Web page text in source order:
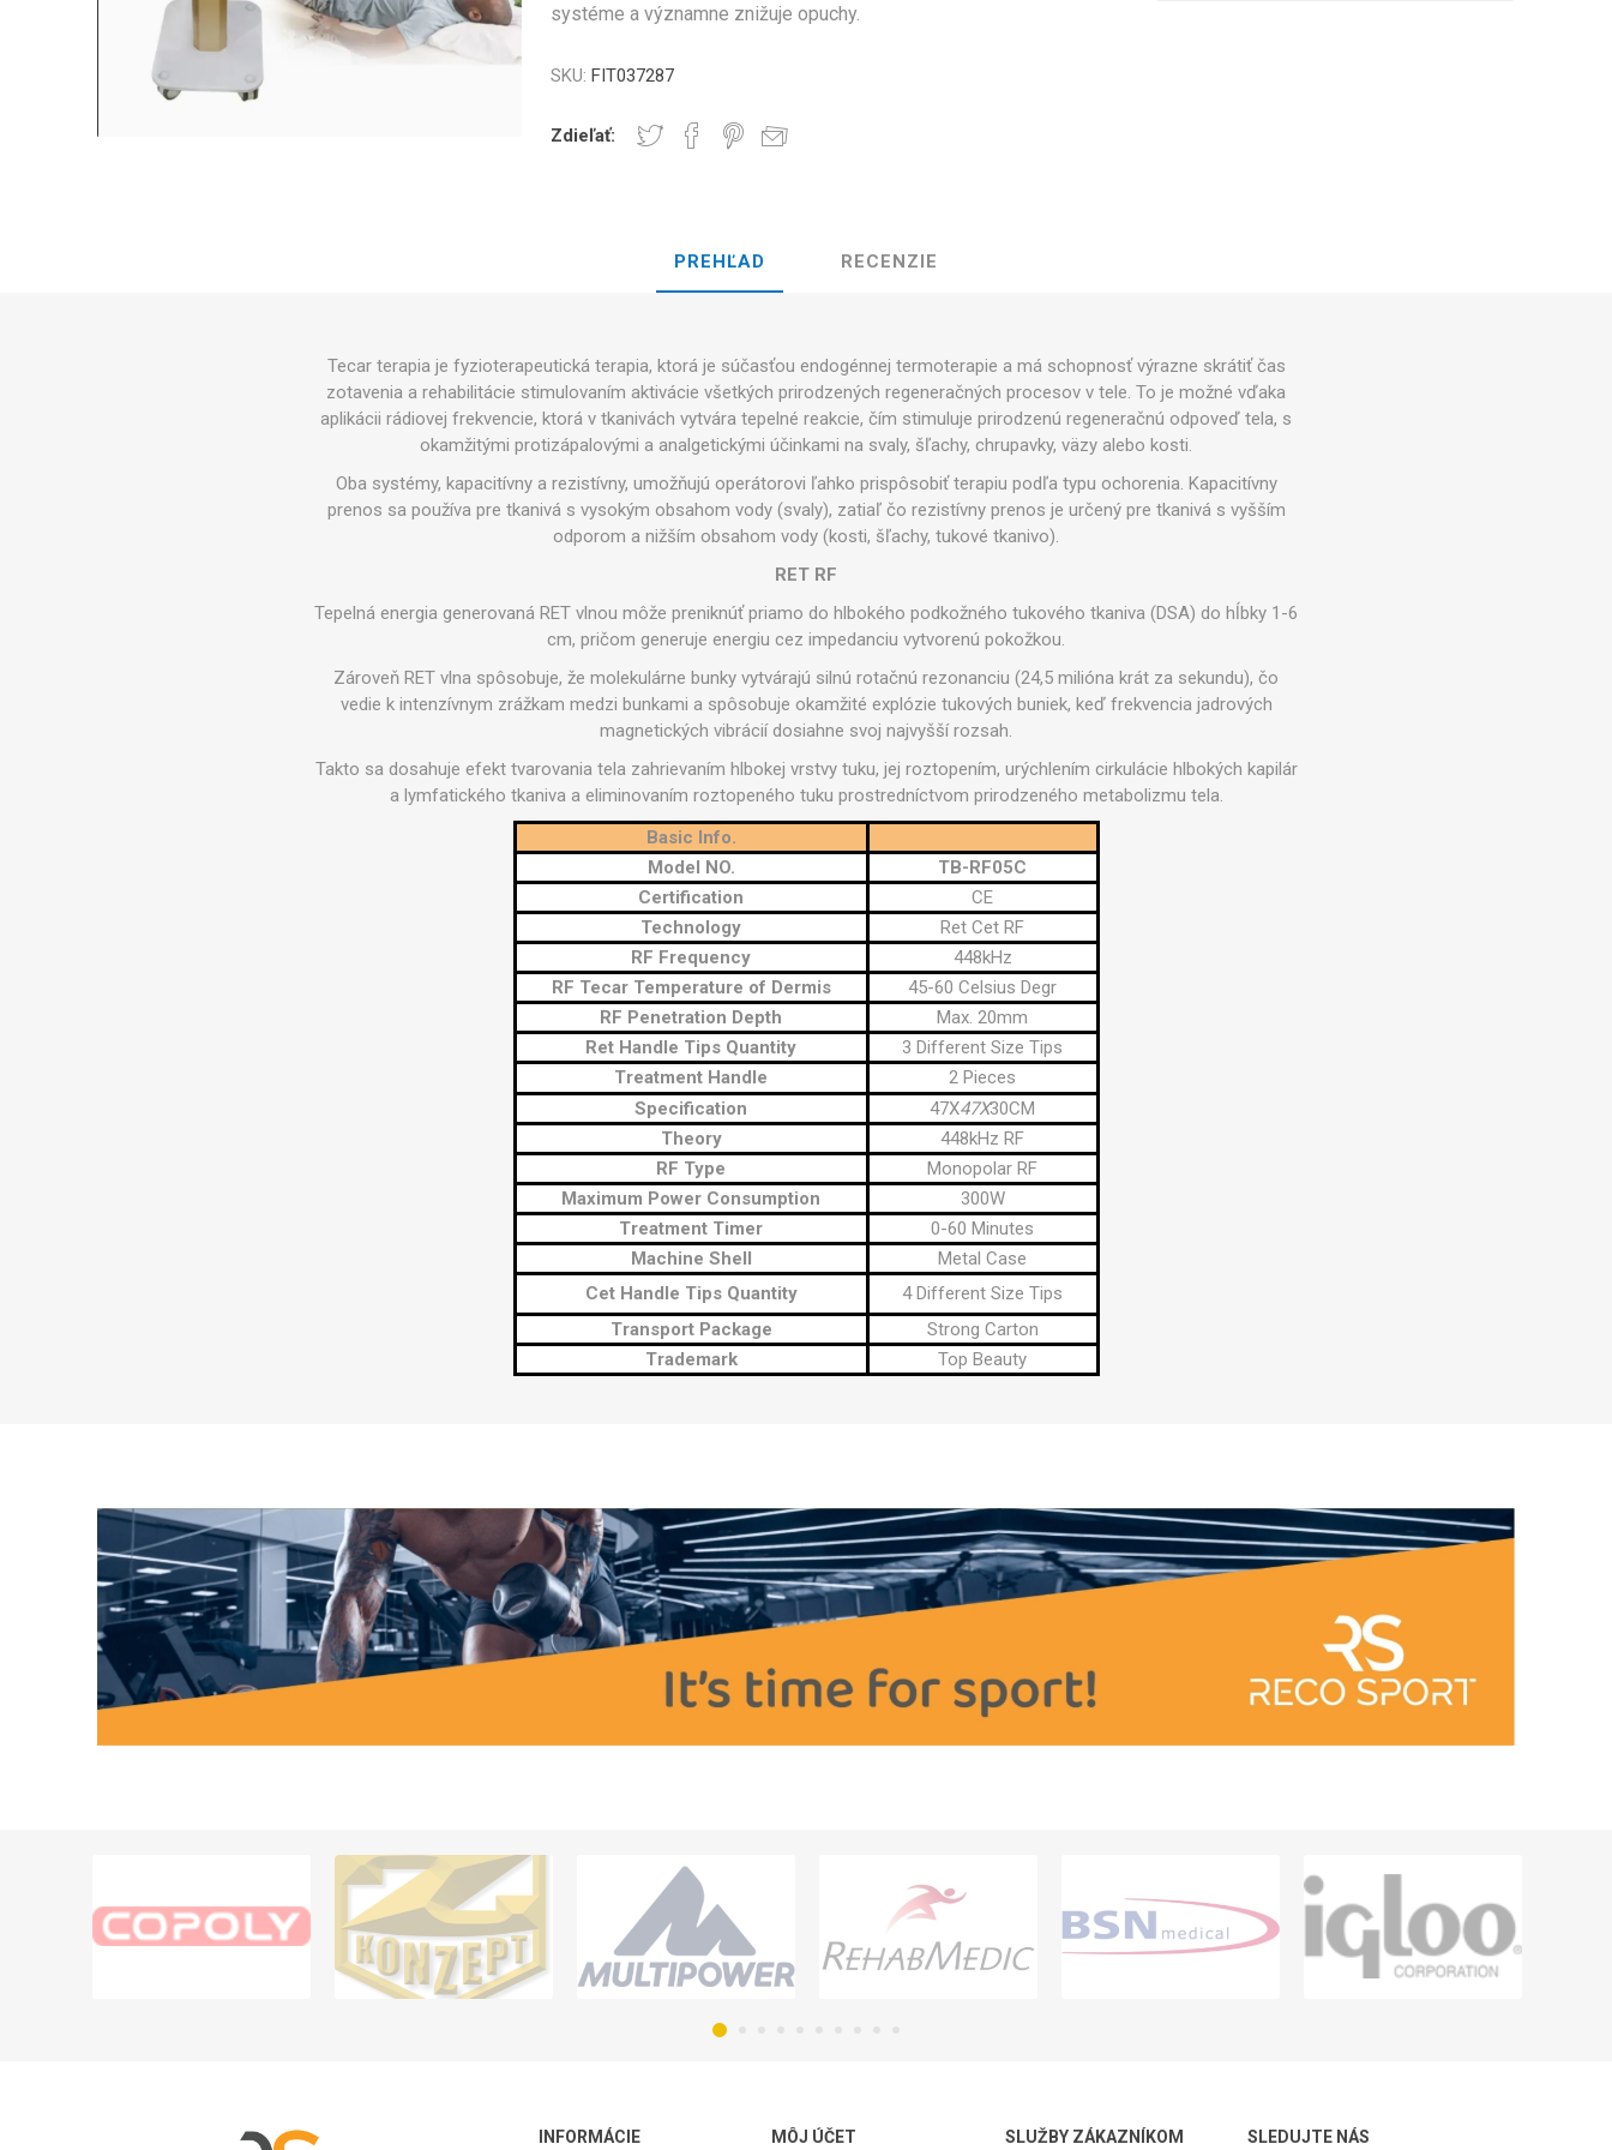
ZÁSADNÁ ÚLOHA VO VÝKONE
L-KARNITIN
MINI BANDS
Iné pásky
FITNESS A JOGA MÄČKY
VÁHY - ČINKY - KETTLEBELL -
CROSSFIT AND FITNESS
Príslušenstvo pre trénerov
Kóny
Koordinčné Rebríky
KINEZIOTERAPIU
Lekársky Kufor
BLAZEPOD
Športové Ztavenie
RECOSPORT
Cryopush
LASER
MAGNETOTERAPIA SAUNE INÉ ZARIADENIA
systéme a významne znižuje opuchy.
SKU: FIT037287
Zdieľať:
PREHĽAD RECENZIE
Tecar terapia je fyzioterapeutická terapia, ktorá je súčasťou endogénnej termoterapie a má schopnosť výrazne skrátiť čas
zotavenia a rehabilitácie stimulovaním aktivácie všetkých prirodzených regeneračných procesov v tele. To je možné vďaka
aplikácii rádiovej frekvencie, ktorá v tkanivách vytvára tepelné reakcie, čím stimuluje prirodzenú regeneračnú odpoveď tela, s
okamžitými protizápalovými a analgetickými účinkami na svaly, šľachy, chrupavky, väzy alebo kosti.
Oba systémy, kapacitívny a rezistívny, umožňujú operátorovi ľahko prispôsobiť terapiu podľa typu ochorenia. Kapacitívny
prenos sa používa pre tkanivá s vysokým obsahom vody (svaly), zatiaľ čo rezistívny prenos je určený pre tkanivá s vyšším
odporom a nižším obsahom vody (kosti, šľachy, tukové tkanivo).
RET RF
Tepelná energia generovaná RET vlnou môže preniknúť priamo do hlbokého podkožného tukového tkaniva (DSA) do hĺbky 1-6
cm, pričom generuje energiu cez impedanciu vytvorenú pokožkou.
Zároveň RET vlna spôsobuje, že molekulárne bunky vytvárajú silnú rotačnú rezonanciu (24,5 milióna krát za sekundu), čo
vedie k intenzívnym zrážkam medzi bunkami a spôsobuje okamžité explózie tukových buniek, keď frekvencia jadrových
magnetických vibrácií dosiahne svoj najvyšší rozsah.
Takto sa dosahuje efekt tvarovania tela zahrievaním hlbokej vrstvy tuku, jej roztopením, urýchlením cirkulácie hlbokých kapilár
a lymfatického tkaniva a eliminovaním roztopeného tuku prostredníctvom prirodzeného metabolizmu tela.
Basic Info.
Model NO.
TB-RF05C
Certification
CE
Technology
Ret Cet RF
RF Frequency
448kHz
RF Tecar Temperature of Dermis
45-60 Celsius Degr
RF Penetration Depth
Max. 20mm
Ret Handle Tips Quantity
3 Different Size Tips
Treatment Handle
2 Pieces
Specification
47X47X30CM
Theory
448kHz RF
RF Type
Monopolar RF
Maximum Power Consumption
300W
Treatment Timer
0-60 Minutes
Machine Shell
Metal Case
Cet Handle Tips Quantity
4 Different Size Tips
Transport Package
Strong Carton
Trademark
Top Beauty
INFORMÁCIE MÔJ ÚČET SLUŽBY ZÁKAZNÍKOM SLEDUJTE NÁS